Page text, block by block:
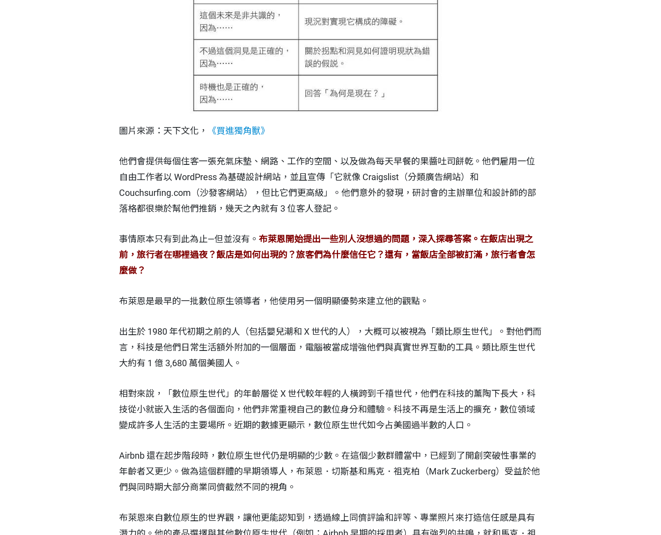
圖片來源：天下文化， 《買進獨角獸》
他們會提供每個住客一張充氣床墊、網路、工作的空間、以及做為每天早餐的果醬吐司餅乾。他們雇用一位
自由工作者以 WordPress 為基礎設計網站，並且宣傳「它就像 Craigslist（分類廣告網站）和
Couchsurfing.com（沙發客網站），但比它們更高級」。他們意外的發現，研討會的主辦單位和設計師的部
落格都很樂於幫他們推銷，幾天之內就有 3 位客人登記。
事情原本只有到此為止—但並沒有。 布萊恩開始提出一些別人沒想過的問題，深入探尋答案。在飯店出現之
前，旅行者在哪裡過夜？飯店是如何出現的？旅客們為什麼信任它？還有，當飯店全部被訂滿，旅行者會怎
麼做？
布萊恩是最早的一批數位原生領導者，他使用另一個明顯優勢來建立他的觀點。
出生於 1980 年代初期之前的人（包括嬰兒潮和 X 世代的人），大概可以被視為「類比原生世代」。對他們而
言，科技是他們日常生活額外附加的一個層面，電腦被當成增強他們與真實世界互動的工具。類比原生世代
大約有 1 億 3,680 萬個美國人。
相對來說，「數位原生世代」的年齡層從 X 世代較年輕的人橫跨到千禧世代，他們在科技的薰陶下長大，科
技從小就嵌入生活的各個面向，他們非常重視自己的數位身分和體驗。科技不再是生活上的擴充，數位領域
變成許多人生活的主要場所。近期的數據更顯示，數位原生世代如今占美國過半數的人口。
Airbnb 還在起步階段時，數位原生世代仍是明顯的少數。在這個少數群體當中，已經到了開創突破性事業的
年齡者又更少。做為這個群體的早期領導人，布萊恩．切斯基和馬克．祖克柏（Mark Zuckerberg）受益於他
們與同時期大部分商業同儕截然不同的視角。
布萊恩來自數位原生的世界觀，讓他更能認知到，透過線上同儕評論和評等、專業照片來打造信任感是具有